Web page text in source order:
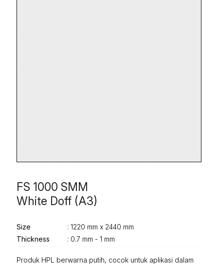
FS 1000 SMM
White Doff (A3)
Size
: 1220 mm x 2440 mm
Thickness
: 0.7 mm - 1 mm
Produk HPL berwarna putih, cocok untuk aplikasi dalam